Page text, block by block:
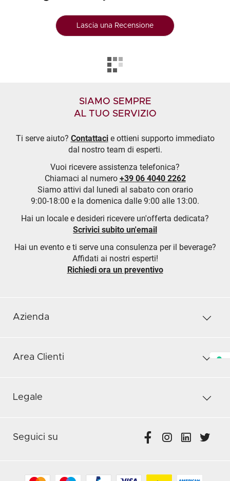
Lascia una Recensione
SIAMO SEMPRE
AL TUO SERVIZIO
Ti serve aiuto? Contattacie ottieni supporto immediato
dal nostro team di esperti.
Vuoi ricevere assistenza telefonica?
Chiamaci al numero +39 06 4040 2262
Siamo attivi dal lunedì al sabato con orario
9:00-18:00 e la domenica dalle 9:00 alle 13:00.
Hai un locale e desideri ricevere un'offerta dedicata?
Scrivici subito un'email
Hai un evento e ti serve una consulenza per il beverage?
Affidati ai nostri esperti!
Richiedi ora un preventivo
Azienda
Area Clienti
Legale
Seguici su